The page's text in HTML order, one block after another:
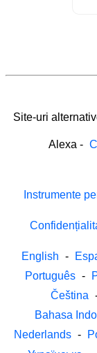
Site-uri
Alexa -
Instrumente
English -
Português -
Čeština
Bahasa
Nederlands -